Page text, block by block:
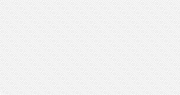
สุขภาพ
กีฬา
อาหาร, เครื่องดื่ม
ท่องเที่ยว
โรงแรม, ที่พัก